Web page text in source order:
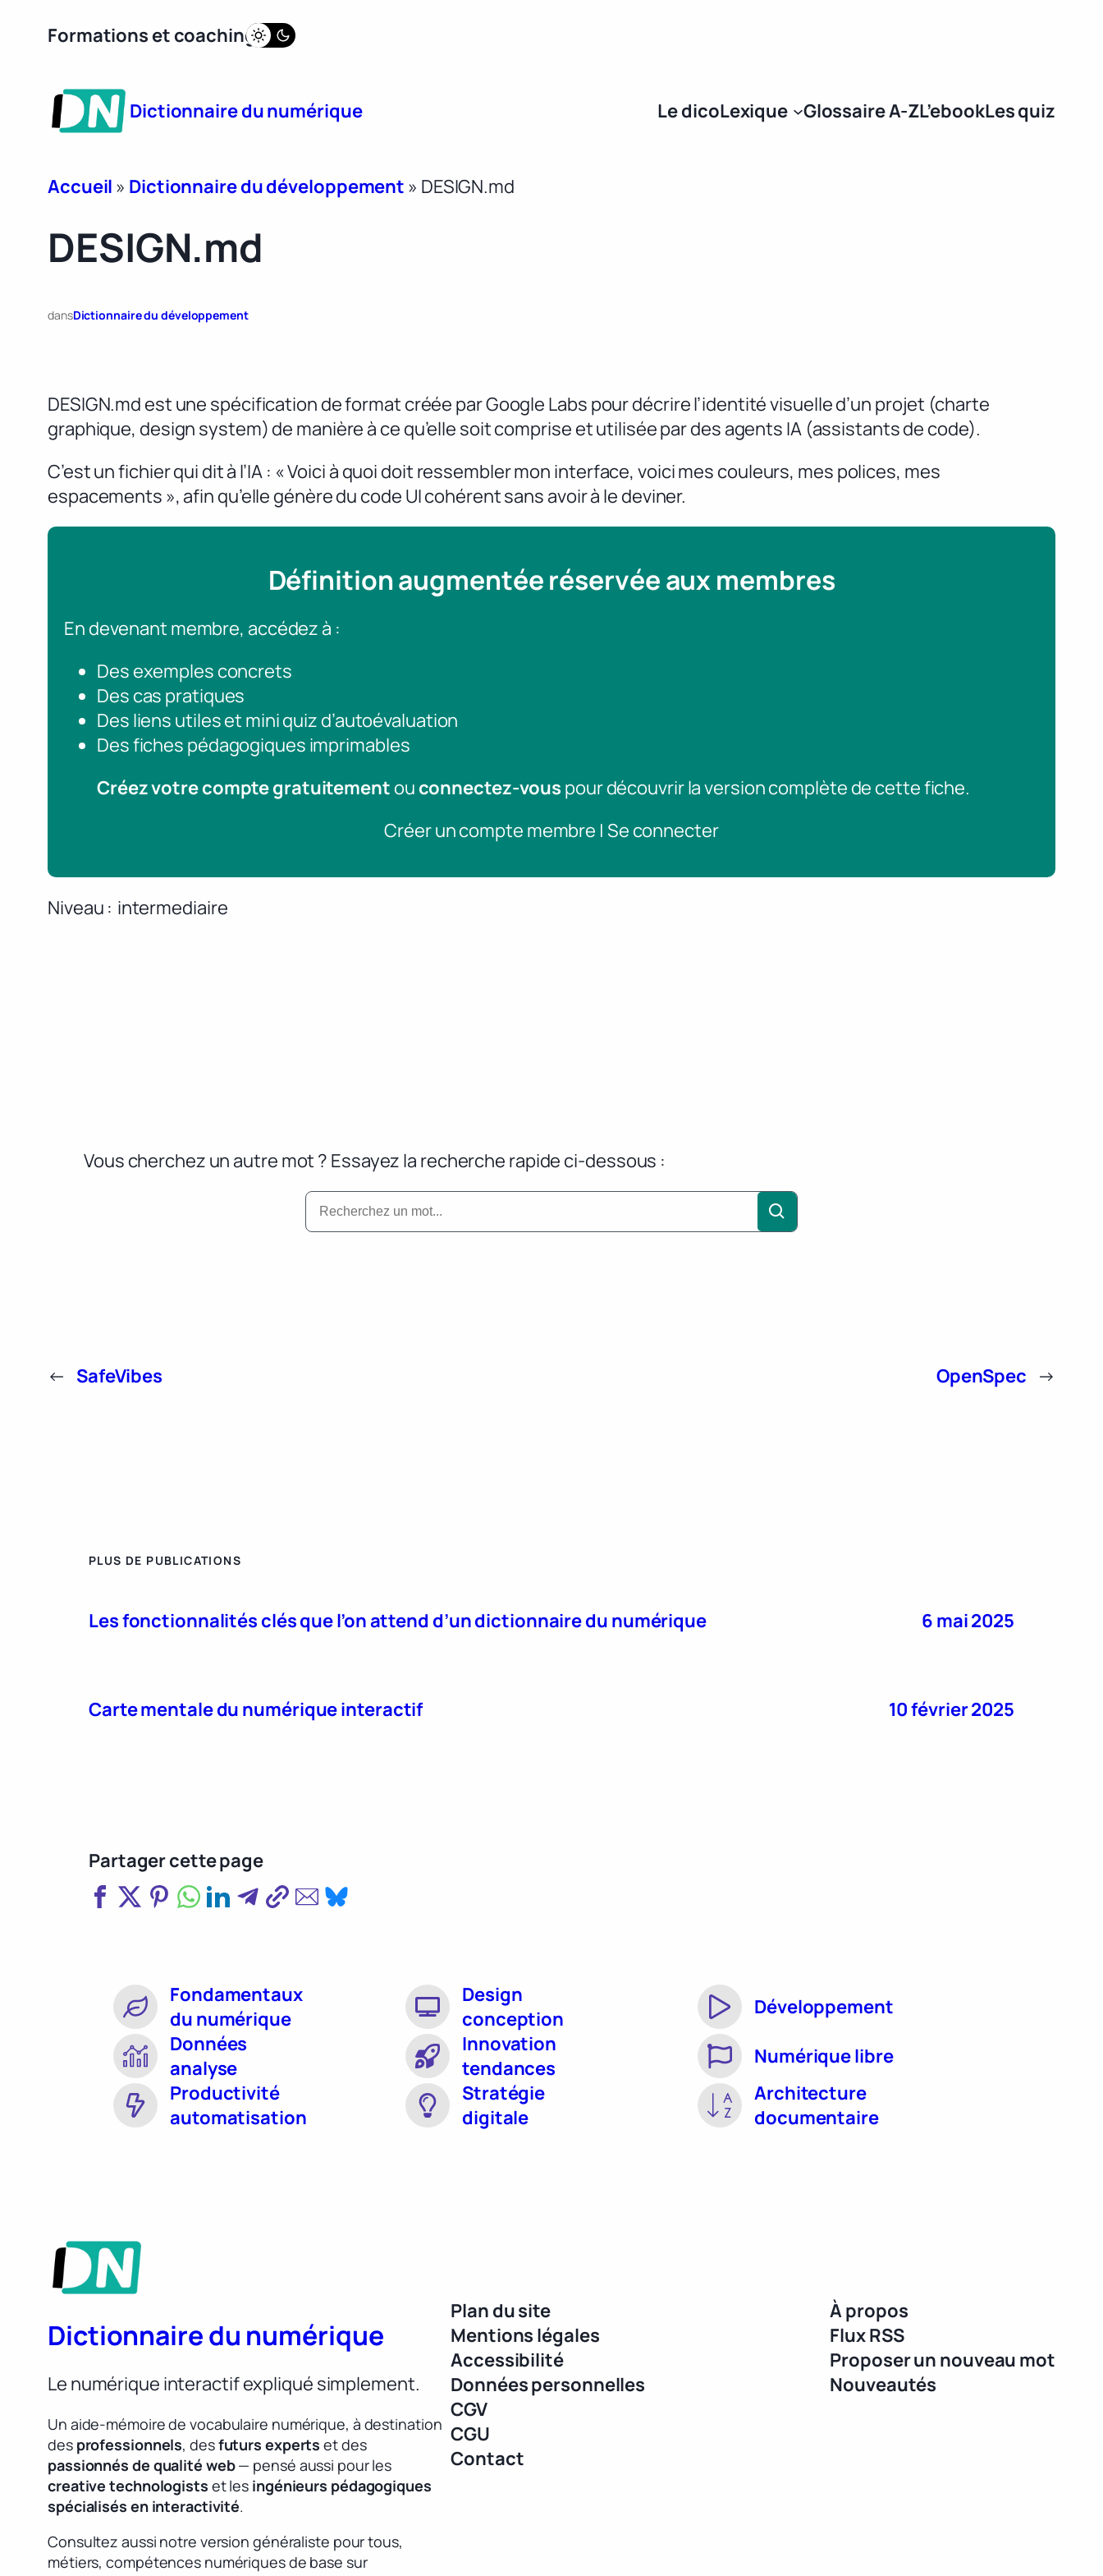
Formations et coaching
Dictionnaire du numérique Le dicoLexique Glossaire A-ZL’ebookLes quiz
Accueil » Dictionnaire du développement » DESIGN.md
DESIGN.md
dansDictionnaire du développement
DESIGN.md est une spécification de format créée par Google Labs pour décrire l’identité visuelle d’un projet (charte
graphique, design system) de manière à ce qu’elle soit comprise et utilisée par des agents IA (assistants de code).
C’est un fichier qui dit à l’IA : « Voici à quoi doit ressembler mon interface, voici mes couleurs, mes polices, mes
espacements », afin qu’elle génère du code UI cohérent sans avoir à le deviner.
Définition augmentée réservée aux membres
En devenant membre, accédez à :
Des exemples concrets
Des cas pratiques
Des liens utiles et mini quiz d’autoévaluation
Des fiches pédagogiques imprimables
Créez votre compte gratuitement ou connectez-vous pour découvrir la version complète de cette fiche.
Créer un compte membre | Se connecter
Niveau intermediaire
Vous cherchez un autre mot ? Essayez la recherche rapide ci-dessous :
← SafeVibes OpenSpec →
PLUS DE PUBLICATIONS
Les fonctionnalités clés que l’on attend d’un dictionnaire du numérique 6 mai 2025
Carte mentale du numérique interactif 10 février 2025
Partager cette page
Fondamentaux
du numérique
Design
conception
Développement
Données
analyse
Innovation
tendances
Numérique libre
Productivité
automatisation
Stratégie
digitale
Architecture
documentaire
Dictionnaire du numérique
Le numérique interactif expliqué simplement.
Un aide-mémoire de vocabulaire numérique, à destination
des professionnels, desfuturs experts et des
passionnés de qualité web— pensé aussi pour les
creative technologists et les ingénieurs pédagogiques
spécialisés en interactivité.
Consultez aussi notre version généraliste pour tous,
métiers, compétences numériques de base sur
Plan du site
Mentions légales
Accessibilité
Données personnelles
CGV
CGU
Contact
À propos
Flux RSS
Proposer un nouveau mot
Nouveautés